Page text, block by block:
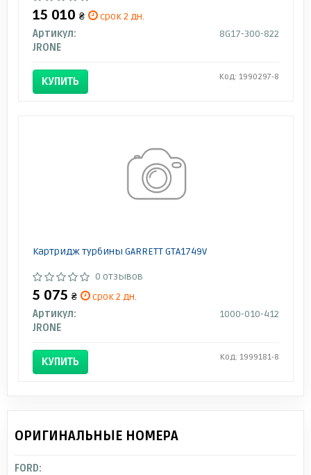
15 010 ₴
срок 2 дн.
Артикул:
8G17-300-822
JRONE
КУПИТЬ Код: 1990297-8
Картридж турбины GARRETT GTA1749V
0 отзывов
5 075 ₴
срок 2 дн.
Артикул:
1000-010-412
JRONE
КУПИТЬ Код: 1999181-8
ОРИГИНАЛЬНЫЕ НОМЕРА
FORD: